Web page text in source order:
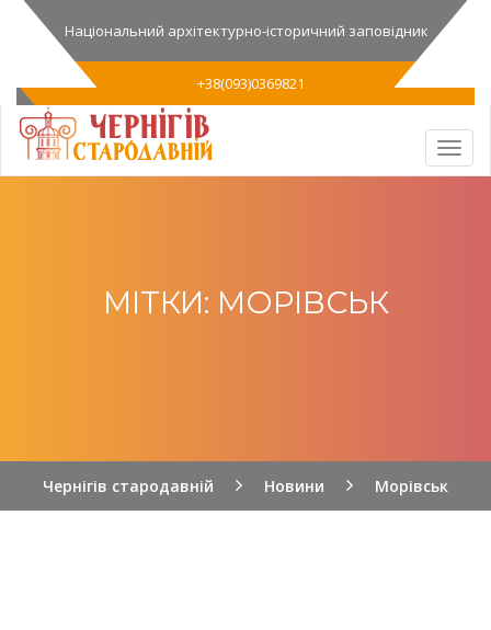
Національний архітектурно-історичний заповідник
+38(093)0369821
МІТКИ: МОРІВСЬК
Чернігів стародавній Новини Морівськ